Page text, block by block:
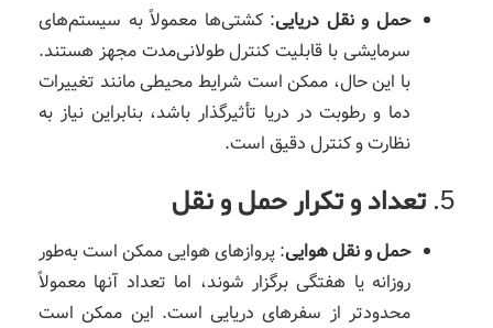
حمل و نقل دریایی: کشتی‌ها معمولاً به سیستم‌های
سرمایشی با قابلیت کنترل طولانی‌مدت مجهز هستند.
با این حال، ممکن است شرایط محیطی مانند تغییرات
دما و رطوبت در دریا تأثیرگذار باشد، بنابراین نیاز به
نظارت و کنترل دقیق است.
5. تعداد و تکرار حمل و نقل
حمل و نقل هوایی: پروازهای هوایی ممکن است به‌طور
روزانه یا هفتگی برگزار شوند، اما تعداد آنها معمولاً
محدودتر از سفرهای دریایی است. این ممکن است